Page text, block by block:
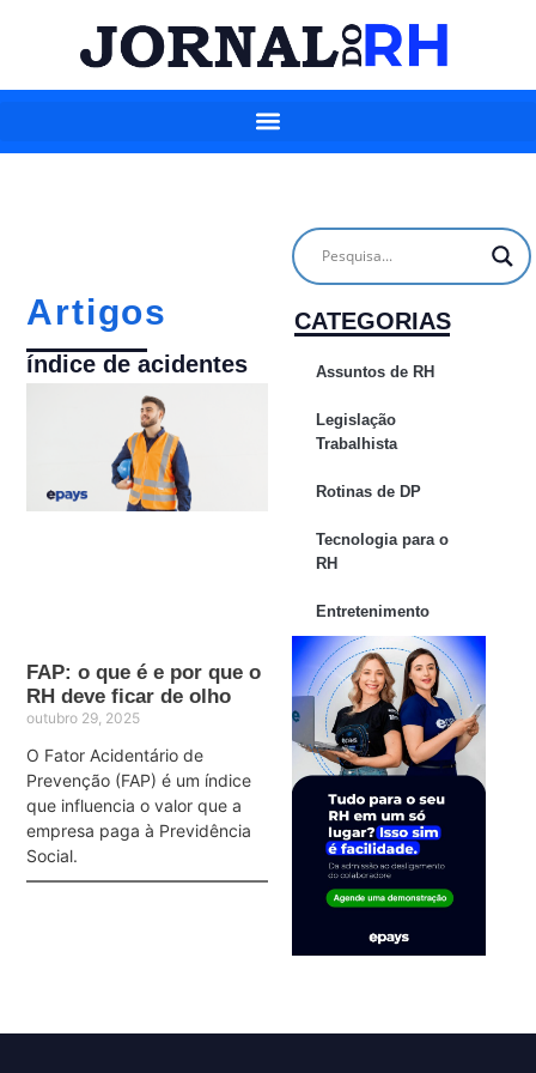
Artigos
índice de acidentes
FAP: o que é e por que o
RH deve ficar de olho
outubro 29, 2025
O Fator Acidentário de
Prevenção (FAP) é um índice
que influencia o valor que a
empresa paga à Previdência
Social.
CATEGORIAS
Assuntos de RH
Legislação
Trabalhista
Rotinas de DP
Tecnologia para o
RH
Entretenimento